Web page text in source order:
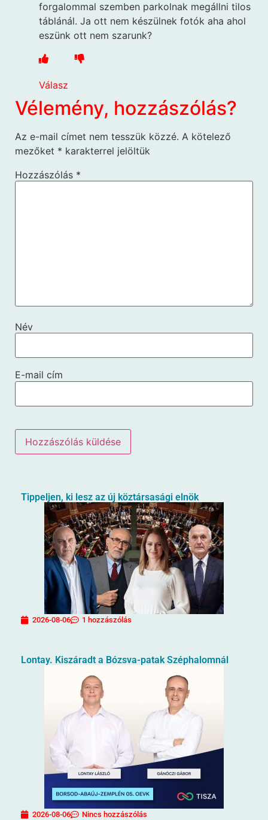
forgalommal szemben parkolnak megállni tilos
táblánál. Ja ott nem készülnek fotók aha ahol
eszünk ott nem szarunk?
Válasz
Vélemény, hozzászólás?
Az e-mail címet nem tesszük közzé. A kötelező
mezőket * karakterrel jelöltük
Hozzászólás *
Név
E-mail cím
Tippeljen, ki lesz az új köztársasági elnök
2026-08-06 1 hozzászólás
Lontay. Kiszáradt a Bózsva-patak Széphalomnál
2026-08-06 Nincs hozzászólás